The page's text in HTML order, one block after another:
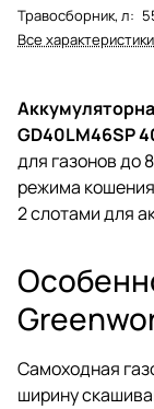
Травосборник, л:
Все характеристики
GD40LM46SP
для газонов до
режима
2 слотами для
Самоходная
ширину